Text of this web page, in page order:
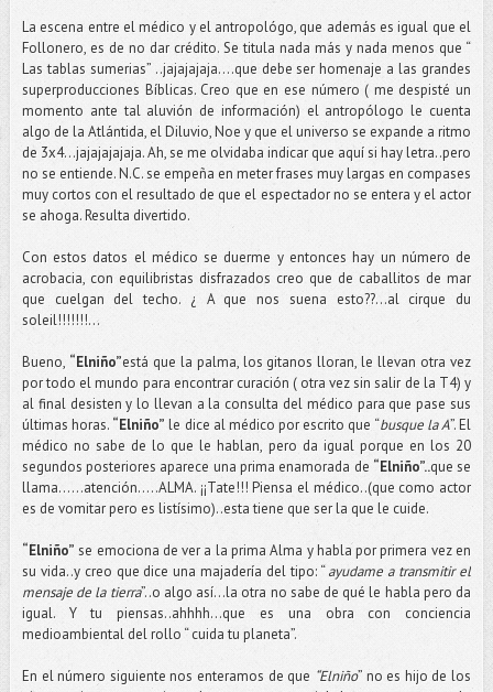
La escena entre el médico y el antropológo, que además es igual que el
Follonero, es de no dar crédito. Se titula nada más y nada menos que “
Las tablas sumerias” ..jajajajaja….que debe ser homenaje a las grandes
superproducciones Bíblicas. Creo que en ese número ( me despisté un
momento ante tal aluvión de información) el antropólogo le cuenta
algo de la Atlántida, el Diluvio, Noe y que el universo se expande a ritmo
de 3x4…jajajajajaja. Ah, se me olvidaba indicar que aquí si hay letra..pero
no se entiende. N.C. se empeña en meter frases muy largas en compases
muy cortos con el resultado de que el espectador no se entera y el actor
se ahoga. Resulta divertido.
Con estos datos el médico se duerme y entonces hay un número de
acrobacia, con equilibristas disfrazados creo que de caballitos de mar
que cuelgan del techo. ¿ A que nos suena esto??...al cirque du
soleil!!!!!!!...
Bueno, “Elniño”está que la palma, los gitanos lloran, le llevan otra vez
por todo el mundo para encontrar curación ( otra vez sin salir de la T4) y
al final desisten y lo llevan a la consulta del médico para que pase sus
últimas horas. “Elniño” le dice al médico por escrito que “busque la A”. El
médico no sabe de lo que le hablan, pero da igual porque en los 20
segundos posteriores aparece una prima enamorada de “Elniño”..que se
llama……atención…..ALMA. ¡¡Tate!!! Piensa el médico..(que como actor
es de vomitar pero es listísimo)..esta tiene que ser la que le cuide.
“Elniño” se emociona de ver a la prima Alma y habla por primera vez en
su vida..y creo que dice una majadería del tipo: “ayudame a transmitir el
mensaje de la tierra”..o algo así…la otra no sabe de qué le habla pero da
igual. Y tu piensas..ahhhh…que es una obra con conciencia
medioambiental del rollo “ cuida tu planeta”.
En el número siguiente nos enteramos de que “Elniño” no es hijo de los